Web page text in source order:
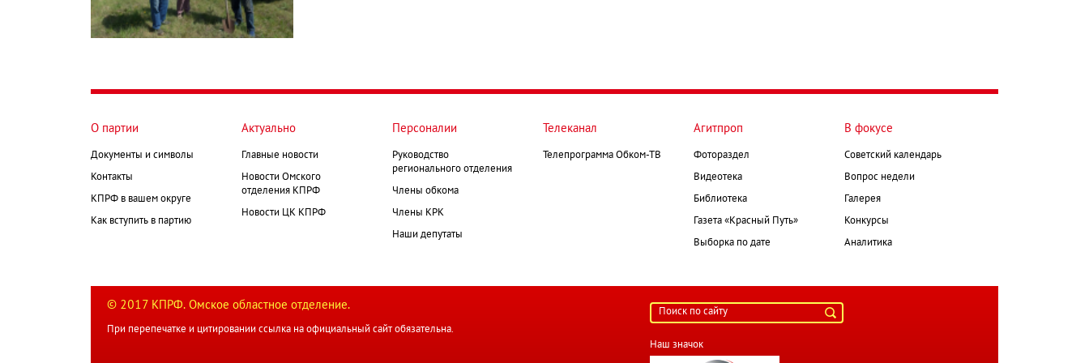
О партии
Документы и символы
Контакты
КПРФ в вашем округе
Как вступить в партию
Актуально
Главные новости
Новости Омского
отделения КПРФ
Новости ЦК КПРФ
Персоналии
Руководство
регионального отделения
Члены обкома
Члены КРК
Наши депутаты
Телеканал
Телепрограмма Обком-ТВ
Агитпроп
Фотораздел
Видеотека
Библиотека
Газета «Красный Путь»
Выборка по дате
В фокусе
Советский календарь
Вопрос недели
Галерея
Конкурсы
Аналитика
© 2017 КПРФ. Омское областное отделение.
При перепечатке и цитировании ссылка на официальный сайт обязательна.
Наш значок